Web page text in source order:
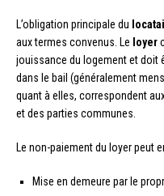
L’obligation principale du
aux termes convenus. Le loyer
jouissance du logement et doit
dans le bail (généralement
quant à elles, correspondent
et des parties communes.
Le non-paiement du loyer peut
Mise en demeure par le